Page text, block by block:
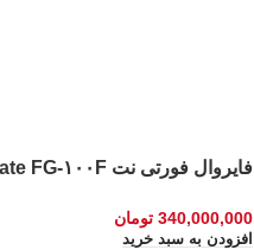
فایروال فورتی نت FortiGate FG-۱۰۰F
340,000,000 تومان
افزودن به سبد خرید